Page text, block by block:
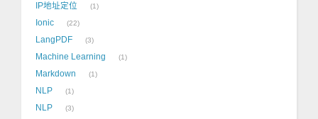
IP地址定位 1
Ionic 22
LangPDF 3
Machine Learning 1
Markdown 1
NLP 1
NLP 3